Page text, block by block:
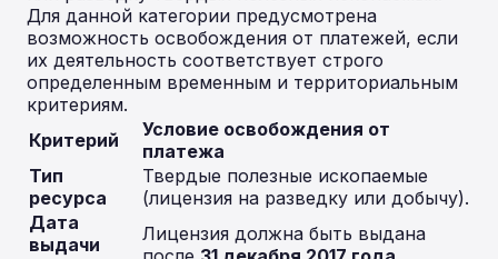
Для данной категории предусмотрена
возможность освобождения от платежей, если
их деятельность соответствует строго
определенным временным и территориальным
критериям.
Критерий
Условие освобождения от
платежа
Тип
ресурса
Твердые полезные ископаемые
(лицензия на разведку или добычу).
Дата
выдачи
Лицензия должна быть выдана